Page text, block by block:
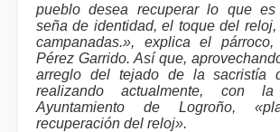
pueblo desea recuperar lo que es
seña de identidad, el toque del
campanadas.», explica el
Pérez Garrido. Así que,
arreglo del tejado de la sacristía
realizando actualmente, con
Ayuntamiento de Logroño,
recuperación del reloj».